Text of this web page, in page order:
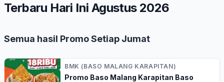
Terbaru Hari Ini Agustus 2026
Semua hasil Promo Setiap Jumat
BMK (BASO MALANG KARAPITAN)
Promo Baso Malang Karapitan Baso